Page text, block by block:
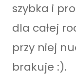
szybka i
dla całej
przy niej
brakuje :).